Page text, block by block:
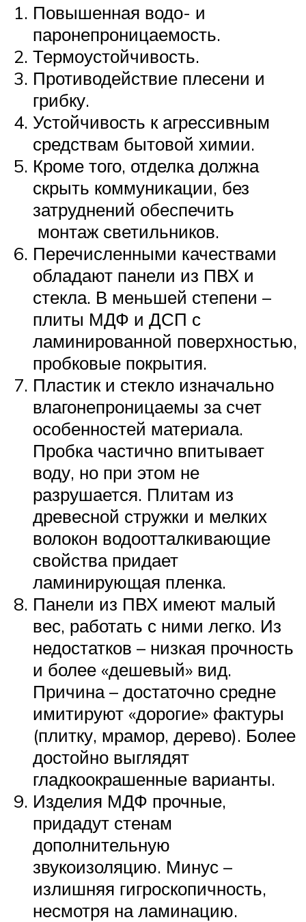
Повышенная водо- и
паронепроницаемость.
Термоустойчивость.
Противодействие плесени и
грибку.
Устойчивость к агрессивным
средствам бытовой химии.
Кроме того, отделка должна
скрыть коммуникации, без
затруднений обеспечить
монтаж светильников.
Перечисленными качествами
обладают панели из ПВХ и
стекла. В меньшей степени –
плиты МДФ и ДСП с
ламинированной поверхностью,
пробковые покрытия.
Пластик и стекло изначально
влагонепроницаемы за счет
особенностей материала.
Пробка частично впитывает
воду, но при этом не
разрушается. Плитам из
древесной стружки и мелких
волокон водоотталкивающие
свойства придает
ламинирующая пленка.
Панели из ПВХ имеют малый
вес, работать с ними легко. Из
недостатков – низкая прочность
и более «дешевый» вид.
Причина – достаточно средне
имитируют «дорогие» фактуры
(плитку, мрамор, дерево). Более
достойно выглядят
гладкоокрашенные варианты.
Изделия МДФ прочные,
придадут стенам
дополнительную
звукоизоляцию. Минус –
излишняя гигроскопичность,
несмотря на ламинацию.